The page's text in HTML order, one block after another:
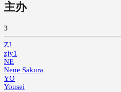
主办
3
ZJ
zjy1
NE
Nene Sakura
YO
Yousei